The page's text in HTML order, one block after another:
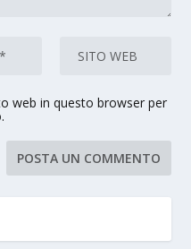
web in questo browser per